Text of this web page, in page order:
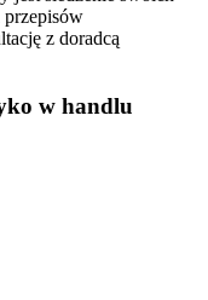
przepisów
z doradcą
w handlu